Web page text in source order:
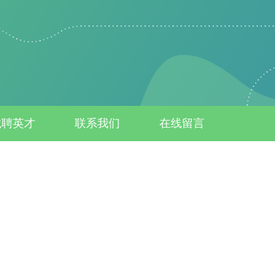
英才 联系我们 在线留言